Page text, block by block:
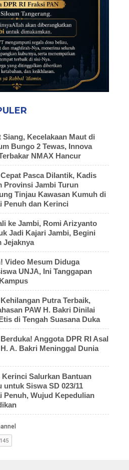
Siang, Kecelakaan Maut di
Bungo 2 Tewas, Innova
NMAX Hancur
Pasca Dilantik, Kadis
Provinsi Jambi Turun
Tinjau Kawasan Kumuh di
Penuh dan Kerinci
ke Jambi, Romi Arizyanto
Jadi Kajari Jambi, Begini
Jejaknya
Video Mesum Diduga
UNJA, Ini Tanggapan
Putra Terbaik,
PAW H. Bakri Dinilai
di Tengah Suasana Duka
Anggota DPR RI Asal
A. Bakri Meninggal Dunia
Kerinci Salurkan Bantuan
untuk Siswa SD 023/11
Penuh, Wujud Kepedulian